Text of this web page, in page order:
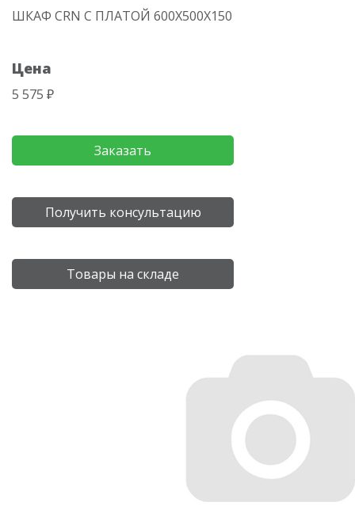
ШКАФ CRN С ПЛАТОЙ 600Х500Х150
Цена
5 575 ₽
Заказать
Получить консультацию
Товары на складе